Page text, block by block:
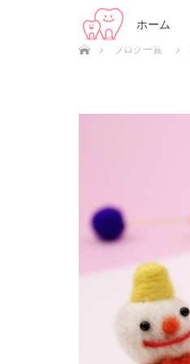
ホーム
ホーム
ブログ一覧